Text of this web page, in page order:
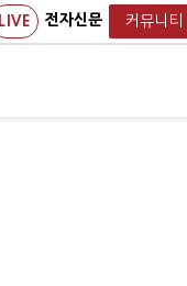
LIVE 전자신문 커뮤니티